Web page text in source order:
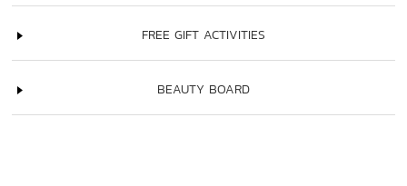
FREE GIFT ACTIVITIES
BEAUTY BOARD